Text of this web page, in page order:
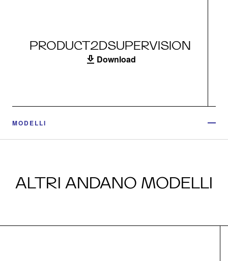
PRODUCT2DSUPERVISION
Download
MODELLI
ALTRI ANDANO MODELLI